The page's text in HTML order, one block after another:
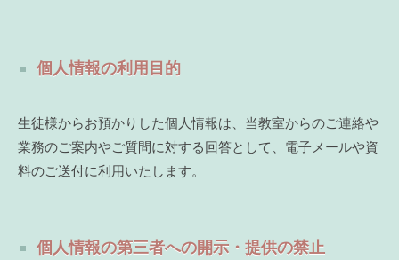
個人情報の利用目的
生徒様からお預かりした個人情報は、当教室からのご連絡や
業務のご案内やご質問に対する回答として、電子メールや資
料のご送付に利用いたします。
個人情報の第三者への開示・提供の禁止